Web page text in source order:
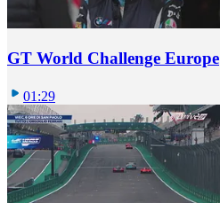
GT World Challenge Europe
01:29